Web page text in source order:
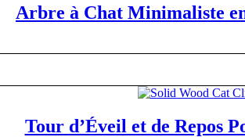
Arbre à Chat Minimaliste
Tour d’Éveil et de Repos